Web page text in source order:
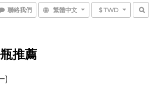
聯絡我們 繁體中文 $ TWD
推薦
)